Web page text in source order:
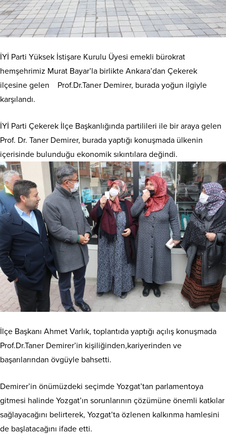
İYİ Parti Yüksek İstişare Kurulu Üyesi emekli bürokrat
hemşehrimiz Murat Bayar’la birlikte Ankara’dan Çekerek
ilçesine gelen Prof.Dr.Taner Demirer, burada yoğun ilgiyle
karşılandı.
İYİ Parti Çekerek İlçe Başkanlığında partilileri ile bir araya gelen
Prof. Dr. Taner Demirer, burada yaptığı konuşmada ülkenin
içerisinde bulunduğu ekonomik sıkıntılara değindi.
İlçe Başkanı Ahmet Varlık, toplantıda yaptığı açılış konuşmada
Prof.Dr.Taner Demirer’in kişiliğinden,kariyerinden ve
başarılarından övgüyle bahsetti.
Demirer’in önümüzdeki seçimde Yozgat’tan parlamentoya
gitmesi halinde Yozgat’ın sorunlarının çözümüne önemli katkılar
sağlayacağını belirterek, Yozgat’ta özlenen kalkınma hamlesini
de başlatacağını ifade etti.